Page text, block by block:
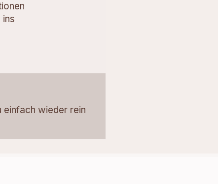
einfach wieder rein